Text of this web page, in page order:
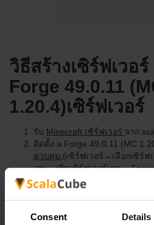
Consent Details
วิธีสร้างเซิร์ฟเวอ
Forge 49.0.11
1.20.4)เซิร์ฟเวอร์
รับ Minecraft เซิร์ฟเวอร์ จาก
ติดตั้ง a Forge 49.0.11 (MC
ควบคุม (เซิร์ฟเวอร์→เลือกเซิร์
เกม→เพิ่มเซิร์ฟเวอร์เกม→
สนุกกับการเล่นบนเซิร์ฟเวอร์!